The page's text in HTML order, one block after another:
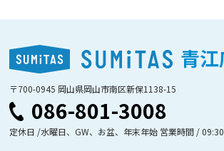
青
〒700-0945 岡山県岡山市南区新保1138-15
086-801-3008
定休日 /水曜日、GW、お盆、年末年始 営業時間 /